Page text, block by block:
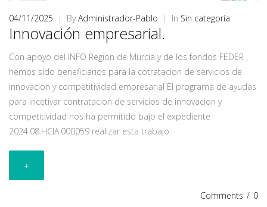
04/11/2025 | ByAdministrador-Pablo | In Sin categoría
Innovación empresarial.
Con apoyo del INFO Region de Murcia y de los fondos FEDER ,
hemos sido beneficiarios para la cotratacion de servicios de
innovacion y competitividad empresarial El programa de ayudas
para incetivar contratacion de servicios de innovacion y
competitividad nos ha permitido bajo el expediente
2024.08.HCIA.000059 realizar esta trabajo.
+
Comments / 0